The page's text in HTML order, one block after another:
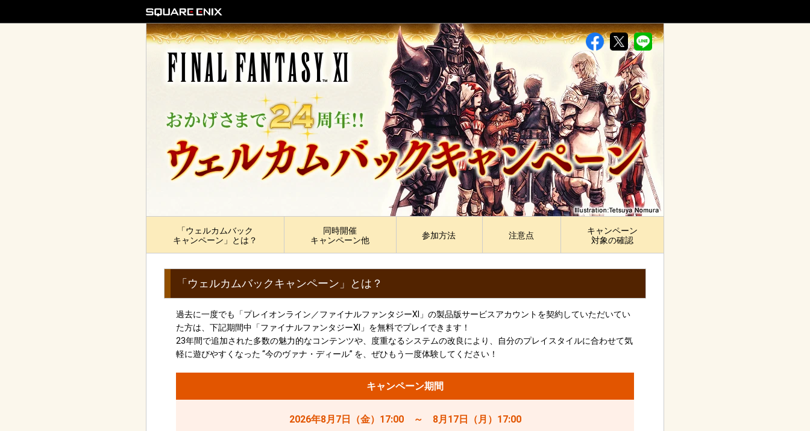
「ウェルカムバック
キャンペーン」とは？
同時開催
キャンペーン他
参加方法 注意点
キャンペーン
対象の確認
「ウェルカムバックキャンペーン」とは？
過去に一度でも「プレイオンライン／ファイナルファンタジーXI」の製品版サービスアカウントを契約していただいてい
た方は、下記期間中「ファイナルファンタジーXI」を無料でプレイできます！
23年間で追加された多数の魅力的なコンテンツや、度重なるシステムの改良により、自分のプレイスタイルに合わせて気
軽に遊びやすくなった “今のヴァナ・ディール” を、ぜひもう一度体験してください！
キャンペーン期間
2026年8月7日（金）17:00 ～ 8月17日（月）17:00